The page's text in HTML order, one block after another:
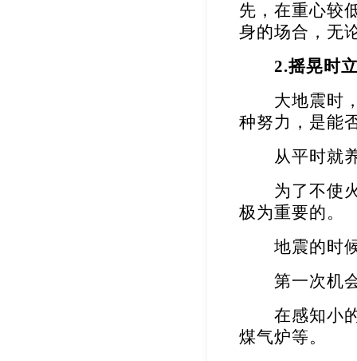
先，在重心较
身的场合，无
2.摇晃时
大地震时，
种努力，是能
从平时就养
为了不使火
极为重要的。
地震的时候
第一次机会
在感知小的
煤气炉等。